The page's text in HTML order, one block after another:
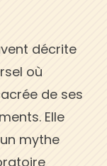
décrite
où
de ses
Elle
mythe